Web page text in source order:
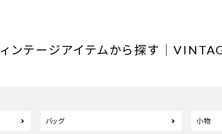
ンテージアイテムから探す ｜
バッグ 小物